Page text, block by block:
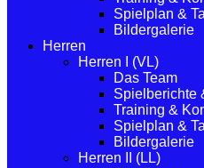
Spielplan &
Bildergalerie
Herren
Herren I (VL)
Das Team
Spielberichte
Training &
Spielplan &
Bildergalerie
Herren II (LL)